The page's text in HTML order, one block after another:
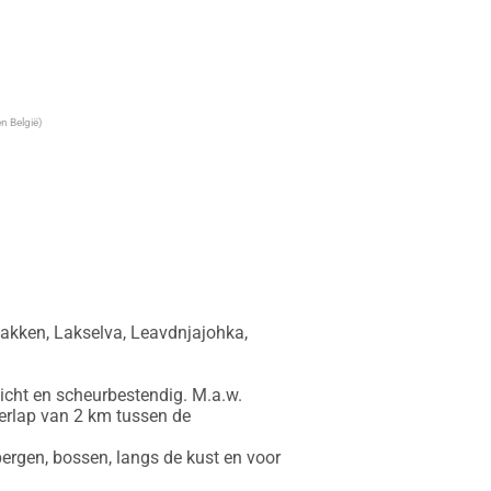
België)
Lakselva, Leavdnjajohka,
en scheurbestendig. M.a.w.
van 2 km tussen de
bossen, langs de kust en voor